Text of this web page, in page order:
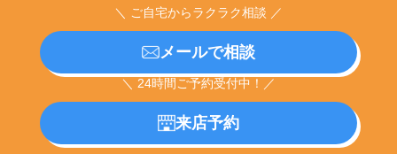
＼ ご自宅からラクラク相談 ／
メールで相談
＼ 24時間ご予約受付中！／
来店予約